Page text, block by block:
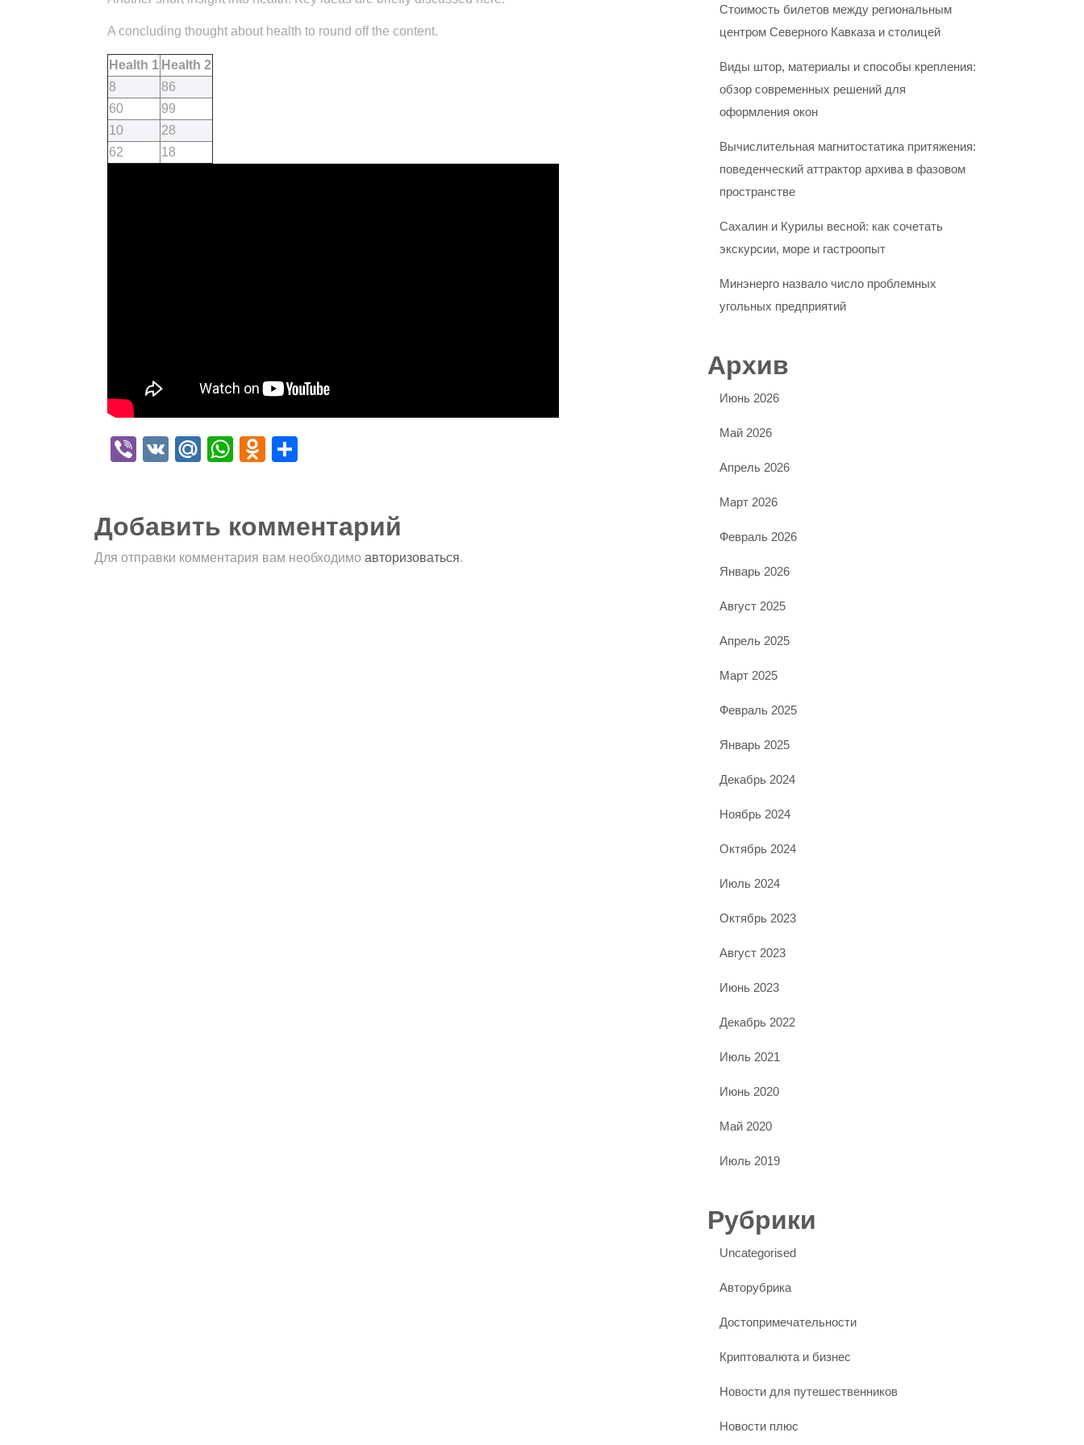
A concluding thought about health to round off the content.
Health 1 Health 2
8
86
60
99
10
28
62
18
Viber
VK Mail.Ru
WhatsApp
Odnoklassniki
Добавить комментарий
Для отправки комментария вам необходимо авторизоваться.
Стоимость билетов между региональным
центром Северного Кавказа и столицей
Виды штор, материалы и способы крепления:
обзор современных решений для
оформления окон
Вычислительная магнитостатика притяжения:
поведенческий аттрактор архива в фазовом
пространстве
Сахалин и Курилы весной: как сочетать
экскурсии, море и гастроопыт
Минэнерго назвало число проблемных
угольных предприятий
Архив
Июнь 2026
Май 2026
Апрель 2026
Март 2026
Февраль 2026
Январь 2026
Август 2025
Апрель 2025
Март 2025
Февраль 2025
Январь 2025
Декабрь 2024
Ноябрь 2024
Октябрь 2024
Июль 2024
Октябрь 2023
Август 2023
Июнь 2023
Декабрь 2022
Июль 2021
Июнь 2020
Май 2020
Июль 2019
Рубрики
Uncategorised
Авторубрика
Достопримечательности
Криптовалюта и бизнес
Новости для путешественников
Новости плюс